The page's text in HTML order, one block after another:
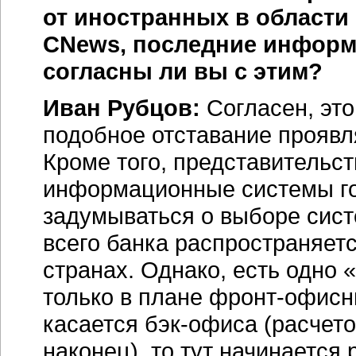
от иностранных в
CNews, последние
согласны ли вы с этим?
Иван Рубцов: Согласен,
подобное отставание
Кроме того,
информационные системы
задумываться о выборе
всего банка
странах. Однако, есть
только в плане фронт-
касается бэк-офиса